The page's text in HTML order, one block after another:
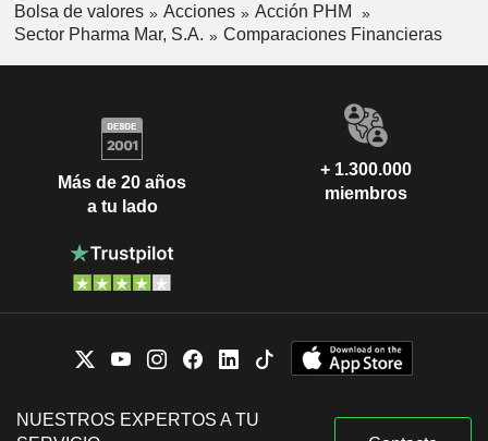
Bolsa de valores Acciones
Acción PHM
Sector Pharma Mar, S.A.
Comparaciones Financieras
Más de 20 años
a tu lado
+ 1.300.000
miembros
NUESTROS EXPERTOS A TU